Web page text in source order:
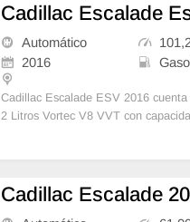
Cadillac Escalade
Automático
2016
Cadillac Escalade ESV 2016
2 Litros Vortec V8 VVT con
Cadillac Escalade